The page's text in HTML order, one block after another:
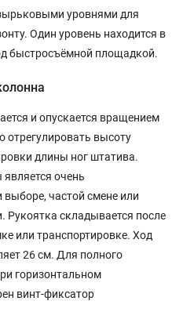
уровнями для
Один уровень находится в
быстросъёмной площадкой.
и опускается вращением
отрегулировать высоту
длины ног штатива.
очень
частой смене или
Рукоятка складывается после
или транспортировке. Ход
26 см. Для полного
горизонтальном
винт-фиксатор